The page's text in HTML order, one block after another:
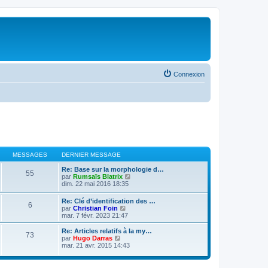
Connexion
MESSAGES DERNIER MESSAGE
55
Re: Base sur la morphologie d…
par Rumsaïs Blatrix
l
e
r
e
r
dim. 22 mai 2016 18:35
6
Re: Clé d’identification des …
par Christian Foin
o
i
r
e
e
mar. 7 févr. 2023 21:47
73
Re: Articles relatifs à la my…
par Hugo Darras
o
r
mar. 21 avr. 2015 14:43